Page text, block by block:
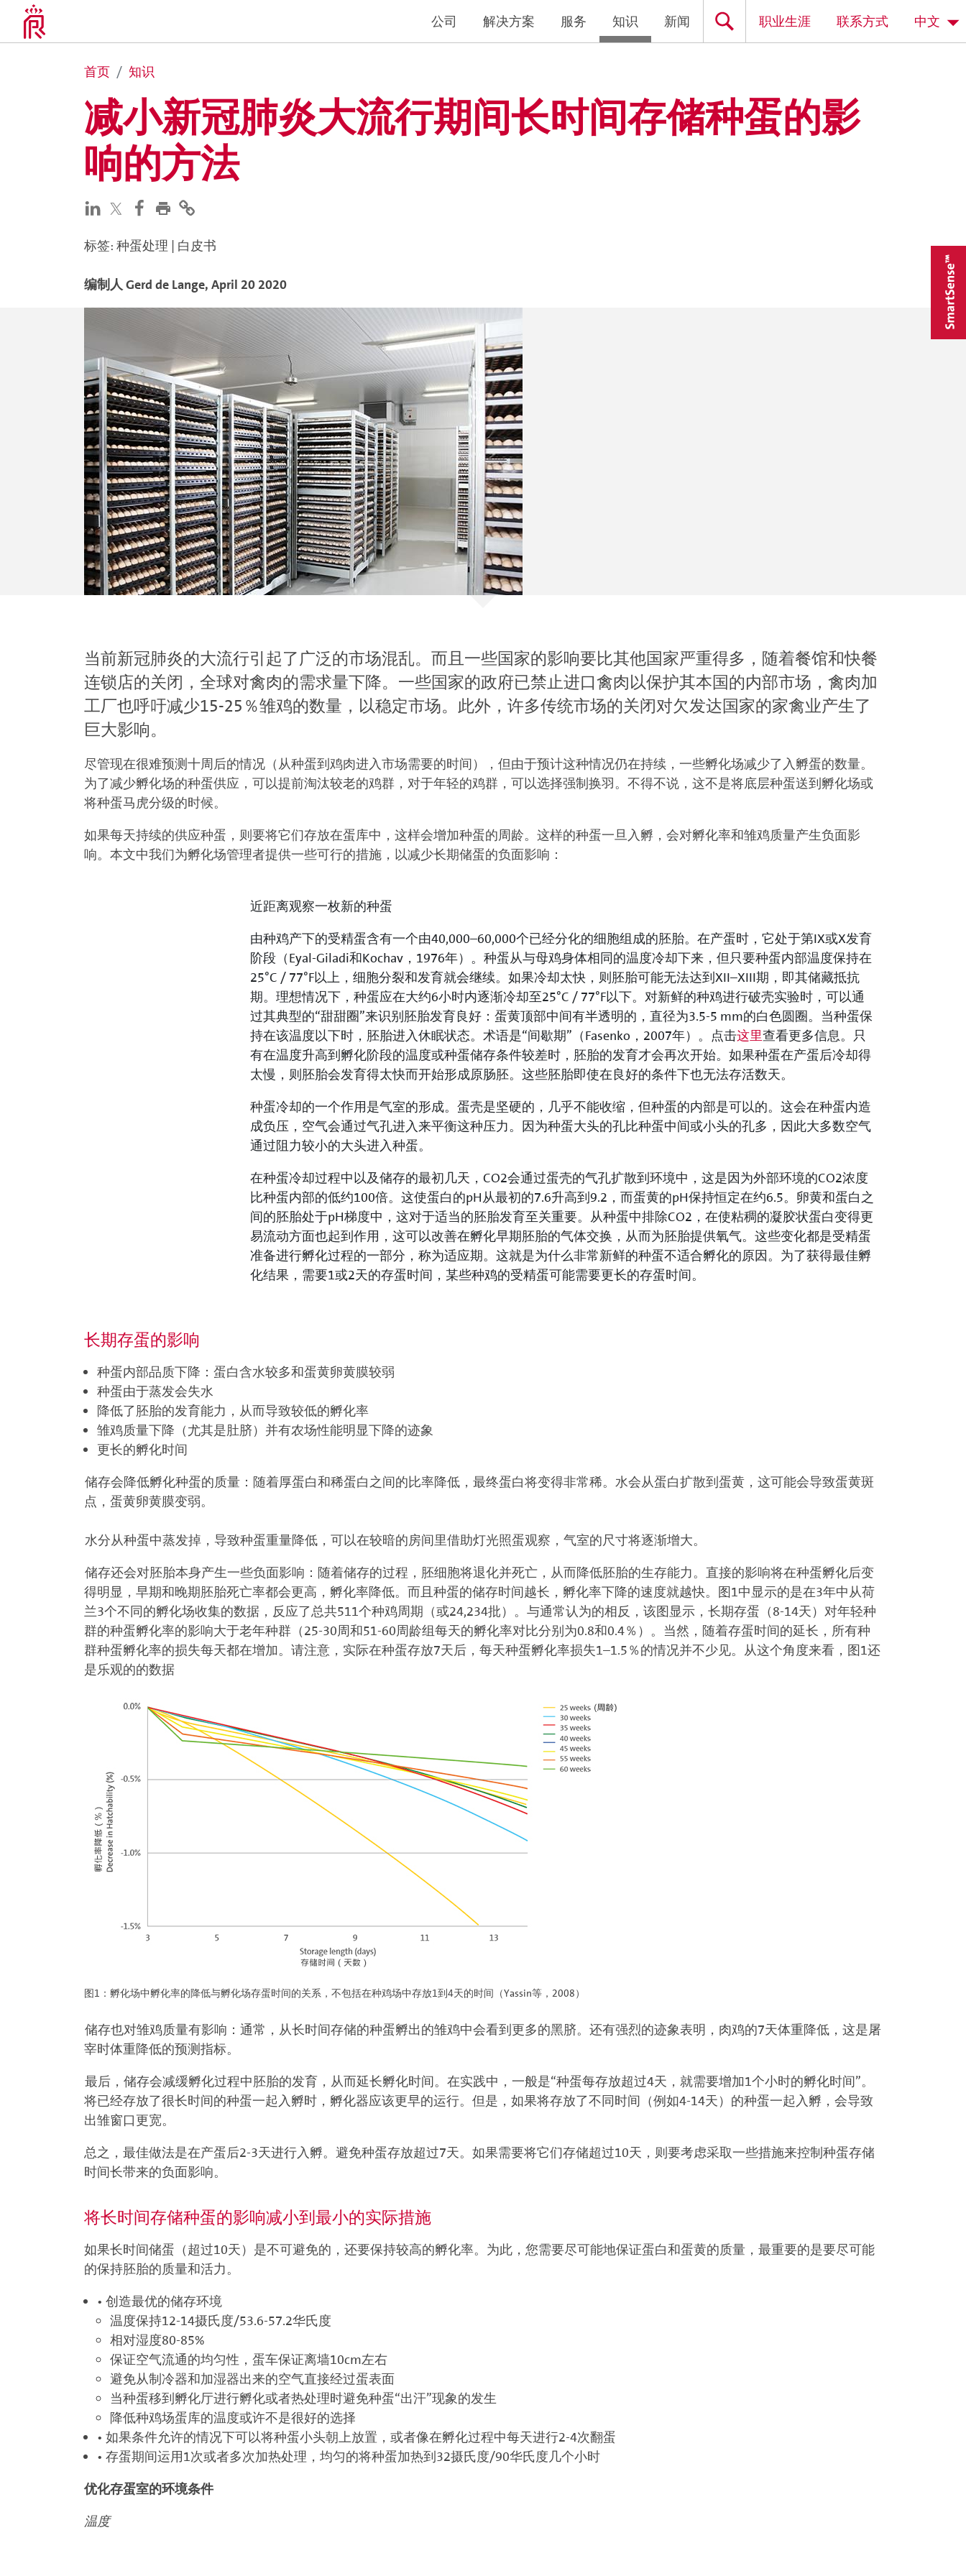
公司 解决方案 服务 知识 新闻 职业生涯 联系方式 中文
首页 知识
减小新冠肺炎大流行期间长时间存储种蛋的影
响的方法
标签: 种蛋处理 | 白皮书
编制人Gerd de Lange, April 20 2020
当前新冠肺炎的大流行引起了广泛的市场混乱。而且一些国家的影响要比其他国家严重得多，随着餐馆和快餐
连锁店的关闭，全球对禽肉的需求量下降。一些国家的政府已禁止进口禽肉以保护其本国的内部市场，禽肉加
工厂也呼吁减少15-25％雏鸡的数量，以稳定市场。此外，许多传统市场的关闭对欠发达国家的家禽业产生了
巨大影响。
尽管现在很难预测十周后的情况（从种蛋到鸡肉进入市场需要的时间），但由于预计这种情况仍在持续，一些孵化场减少了入孵蛋的数量。
为了减少孵化场的种蛋供应，可以提前淘汰较老的鸡群，对于年轻的鸡群，可以选择强制换羽。不得不说，这不是将底层种蛋送到孵化场或
将种蛋马虎分级的时候。
如果每天持续的供应种蛋，则要将它们存放在蛋库中，这样会增加种蛋的周龄。这样的种蛋一旦入孵，会对孵化率和雏鸡质量产生负面影
响。本文中我们为孵化场管理者提供一些可行的措施，以减少长期储蛋的负面影响：
近距离观察一枚新的种蛋
由种鸡产下的受精蛋含有一个由40,000–60,000个已经分化的细胞组成的胚胎。在产蛋时，它处于第IX或X发育
阶段（Eyal-Giladi和Kochav，1976年）。种蛋从与母鸡身体相同的温度冷却下来，但只要种蛋内部温度保持在
25°C / 77°F以上，细胞分裂和发育就会继续。如果冷却太快，则胚胎可能无法达到XII–XIII期，即其储藏抵抗
期。理想情况下，种蛋应在大约6小时内逐渐冷却至25°C / 77°F以下。对新鲜的种鸡进行破壳实验时，可以通
过其典型的“甜甜圈”来识别胚胎发育良好：蛋黄顶部中间有半透明的，直径为3.5-5 mm的白色圆圈。当种蛋保
持在该温度以下时，胚胎进入休眠状态。术语是“间歇期”（Fasenko，2007年）。点击这里查看更多信息。只
有在温度升高到孵化阶段的温度或种蛋储存条件较差时，胚胎的发育才会再次开始。如果种蛋在产蛋后冷却得
太慢，则胚胎会发育得太快而开始形成原肠胚。这些胚胎即使在良好的条件下也无法存活数天。
种蛋冷却的一个作用是气室的形成。蛋壳是坚硬的，几乎不能收缩，但种蛋的内部是可以的。这会在种蛋内造
成负压，空气会通过气孔进入来平衡这种压力。因为种蛋大头的孔比种蛋中间或小头的孔多，因此大多数空气
通过阻力较小的大头进入种蛋。
在种蛋冷却过程中以及储存的最初几天，CO2会通过蛋壳的气孔扩散到环境中，这是因为外部环境的CO2浓度
比种蛋内部的低约100倍。这使蛋白的pH从最初的7.6升高到9.2，而蛋黄的pH保持恒定在约6.5。卵黄和蛋白之
间的胚胎处于pH梯度中，这对于适当的胚胎发育至关重要。从种蛋中排除CO2，在使粘稠的凝胶状蛋白变得更
易流动方面也起到作用，这可以改善在孵化早期胚胎的气体交换，从而为胚胎提供氧气。这些变化都是受精蛋
准备进行孵化过程的一部分，称为适应期。这就是为什么非常新鲜的种蛋不适合孵化的原因。为了获得最佳孵
化结果，需要1或2天的存蛋时间，某些种鸡的受精蛋可能需要更长的存蛋时间。
长期存蛋的影响
种蛋内部品质下降：蛋白含水较多和蛋黄卵黄膜较弱
种蛋由于蒸发会失水
降低了胚胎的发育能力，从而导致较低的孵化率
雏鸡质量下降（尤其是肚脐）并有农场性能明显下降的迹象
更长的孵化时间
储存会降低孵化种蛋的质量：随着厚蛋白和稀蛋白之间的比率降低，最终蛋白将变得非常稀。水会从蛋白扩散到蛋黄，这可能会导致蛋黄斑
点，蛋黄卵黄膜变弱。
水分从种蛋中蒸发掉，导致种蛋重量降低，可以在较暗的房间里借助灯光照蛋观察，气室的尺寸将逐渐增大。
储存还会对胚胎本身产生一些负面影响：随着储存的过程，胚细胞将退化并死亡，从而降低胚胎的生存能力。直接的影响将在种蛋孵化后变
得明显，早期和晚期胚胎死亡率都会更高，孵化率降低。而且种蛋的储存时间越长，孵化率下降的速度就越快。图1中显示的是在3年中从荷
兰3个不同的孵化场收集的数据，反应了总共511个种鸡周期（或24,234批）。与通常认为的相反，该图显示，长期存蛋（8-14天）对年轻种
群的种蛋孵化率的影响大于老年种群（25-30周和51-60周龄组每天的孵化率对比分别为0.8和0.4％）。当然，随着存蛋时间的延长，所有种
群种蛋孵化率的损失每天都在增加。请注意，实际在种蛋存放7天后，每天种蛋孵化率损失1–1.5％的情况并不少见。从这个角度来看，图1还
是乐观的的数据
图1：孵化场中孵化率的降低与孵化场存蛋时间的关系，不包括在种鸡场中存放1到4天的时间（Yassin等，2008）
储存也对雏鸡质量有影响：通常，从长时间存储的种蛋孵出的雏鸡中会看到更多的黑脐。还有强烈的迹象表明，肉鸡的7天体重降低，这是屠
宰时体重降低的预测指标。
最后，储存会减缓孵化过程中胚胎的发育，从而延长孵化时间。在实践中，一般是“种蛋每存放超过4天，就需要增加1个小时的孵化时间”。
将已经存放了很长时间的种蛋一起入孵时，孵化器应该更早的运行。但是，如果将存放了不同时间（例如4-14天）的种蛋一起入孵，会导致
出雏窗口更宽。
总之，最佳做法是在产蛋后2-3天进行入孵。避免种蛋存放超过7天。如果需要将它们存储超过10天，则要考虑采取一些措施来控制种蛋存储
时间长带来的负面影响。
将长时间存储种蛋的影响减小到最小的实际措施
如果长时间储蛋（超过10天）是不可避免的，还要保持较高的孵化率。为此，您需要尽可能地保证蛋白和蛋黄的质量，最重要的是要尽可能
的保持胚胎的质量和活力。
• 创造最优的储存环境
温度保持12-14摄氏度/53.6-57.2华氏度
相对湿度80-85%
保证空气流通的均匀性，蛋车保证离墙10cm左右
避免从制冷器和加湿器出来的空气直接经过蛋表面
当种蛋移到孵化厅进行孵化或者热处理时避免种蛋“出汗”现象的发生
降低种鸡场蛋库的温度或许不是很好的选择
• 如果条件允许的情况下可以将种蛋小头朝上放置，或者像在孵化过程中每天进行2-4次翻蛋
• 存蛋期间运用1次或者多次加热处理，均匀的将种蛋加热到32摄氏度/90华氏度几个小时
优化存蛋室的环境条件
温度